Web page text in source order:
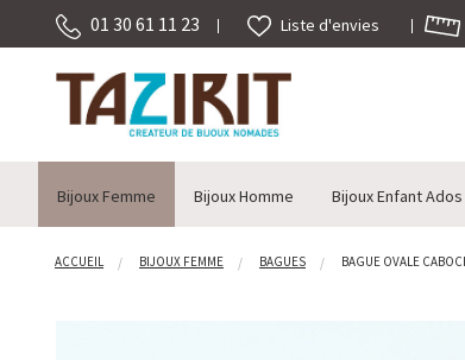
01 30 61 11 23 Liste d'envies
Bijoux Femme Bijoux Homme Bijoux Enfant Ados
ACCUEIL BIJOUX FEMME BAGUES BAGUE OVALE